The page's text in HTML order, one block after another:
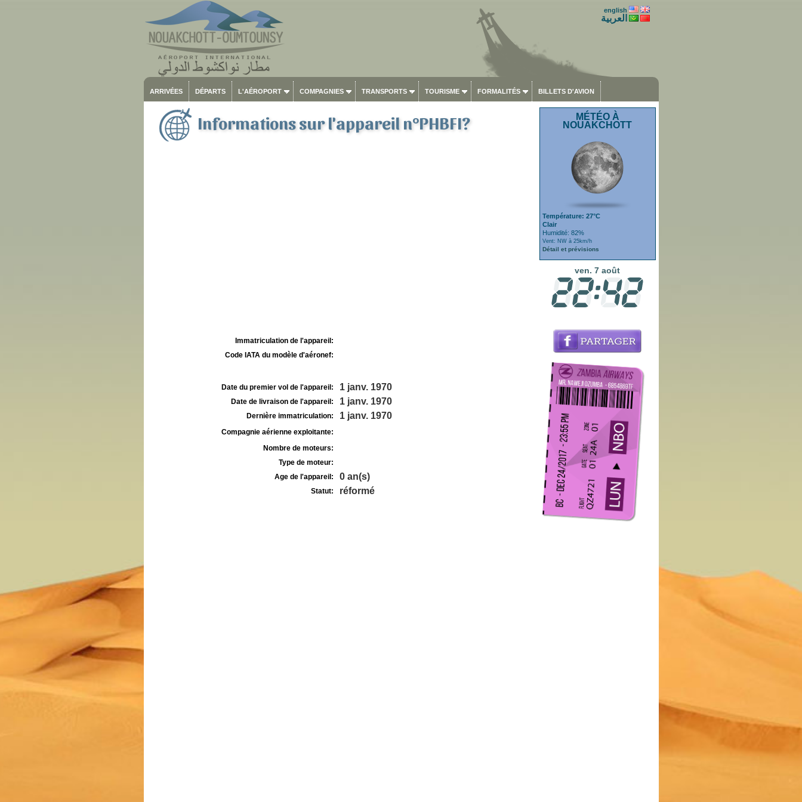
english
العربية
ARRIVÉES DÉPARTS L'AÉROPORT COMPAGNIES TRANSPORTS TOURISME FORMALITÉS BILLETS D'AVION
Informations sur l'appareil n°PHBFI?
Immatriculation de l'appareil:
Code IATA du modèle d'aéronef:
Date du premier vol de l'appareil: 1 janv. 1970
Date de livraison de l'appareil: 1 janv. 1970
Dernière immatriculation: 1 janv. 1970
Compagnie aérienne exploitante:
Nombre de moteurs:
Type de moteur:
Age de l'appareil:
0 an(s)
Statut: réformé
MÉTÉO À
NOUAKCHOTT
Température: 27°C
Clair
Humidité: 82%
Vent: NW à 25km/h
Détail et prévisions
ven. 7 août